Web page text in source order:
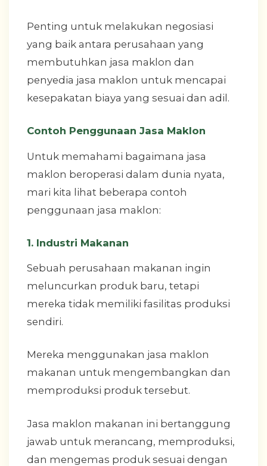
Penting untuk melakukan negosiasi
yang baik antara perusahaan yang
membutuhkan jasa maklon dan
penyedia jasa maklon untuk mencapai
kesepakatan biaya yang sesuai dan adil.
Contoh Penggunaan Jasa Maklon
Untuk memahami bagaimana jasa
maklon beroperasi dalam dunia nyata,
mari kita lihat beberapa contoh
penggunaan jasa maklon:
1. Industri Makanan
Sebuah perusahaan makanan ingin
meluncurkan produk baru, tetapi
mereka tidak memiliki fasilitas produksi
sendiri.
Mereka menggunakan jasa maklon
makanan untuk mengembangkan dan
memproduksi produk tersebut.
Jasa maklon makanan ini bertanggung
jawab untuk merancang, memproduksi,
dan mengemas produk sesuai dengan